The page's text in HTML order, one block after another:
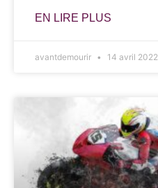
EN LIRE PLUS
avantdemourir 14 avril 2022